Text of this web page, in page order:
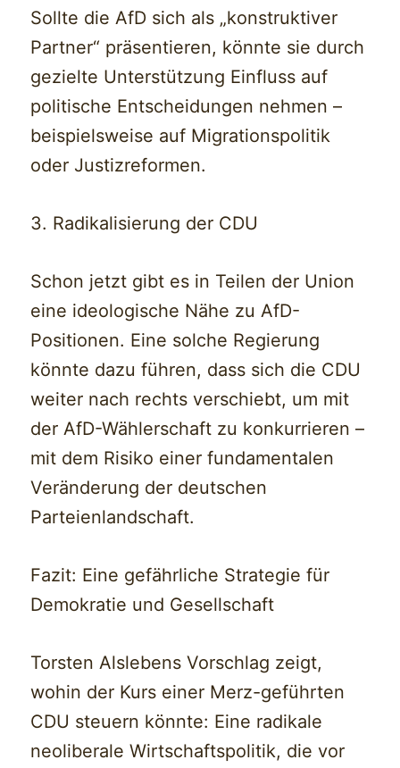
Sollte die AfD sich als „konstruktiver
Partner“ präsentieren, könnte sie durch
gezielte Unterstützung Einfluss auf
politische Entscheidungen nehmen –
beispielsweise auf Migrationspolitik
oder Justizreformen.
3. Radikalisierung der CDU
Schon jetzt gibt es in Teilen der Union
eine ideologische Nähe zu AfD-
Positionen. Eine solche Regierung
könnte dazu führen, dass sich die CDU
weiter nach rechts verschiebt, um mit
der AfD-Wählerschaft zu konkurrieren –
mit dem Risiko einer fundamentalen
Veränderung der deutschen
Parteienlandschaft.
Fazit: Eine gefährliche Strategie für
Demokratie und Gesellschaft
Torsten Alslebens Vorschlag zeigt,
wohin der Kurs einer Merz-geführten
CDU steuern könnte: Eine radikale
neoliberale Wirtschaftspolitik, die vor